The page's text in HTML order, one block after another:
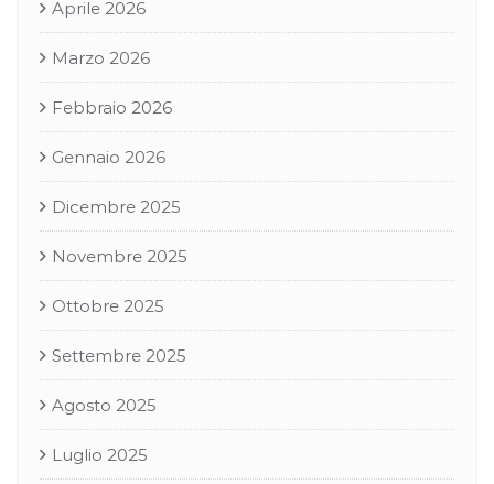
Aprile 2026
Marzo 2026
Febbraio 2026
Gennaio 2026
Dicembre 2025
Novembre 2025
Ottobre 2025
Settembre 2025
Agosto 2025
Luglio 2025